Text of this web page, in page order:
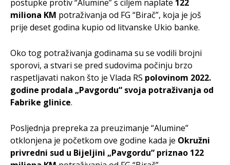
postupke protiv “Alumine” s ciljem naplate 122
miliona KM potraživanja od FG “Birač”, koja je još
prije deset godina kupio od litvanske Ukio banke.
Oko tog potraživanja godinama su se vodili brojni
sporovi, a stvari se pred sudovima počinju brzo
raspetljavati nakon što je Vlada RS polovinom 2022.
godine prodala „Pavgordu“ svoja potraživanja od
Fabrike glinice.
Posljednja prepreka za preuzimanje “Alumine”
otklonjena je početkom ove godine kada je Okružni
privredni sud u Bijeljini „Pavgordu“ priznao 122